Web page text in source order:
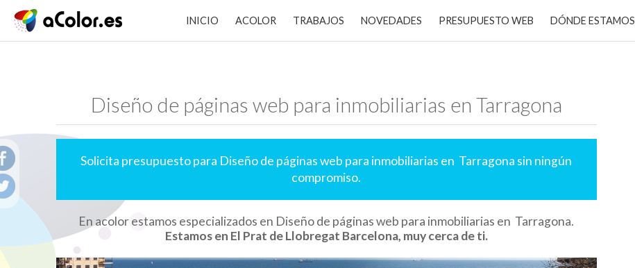
INICIO ACOLOR TRABAJOS NOVEDADES PRESUPUESTO WEB DÓNDE ESTAMOS
Diseño de páginas web para inmobiliarias en Tarragona
Solicita presupuesto para Diseño de páginas web para inmobiliarias en Tarragona sin ningún
compromiso.
En acolor estamos especializados en Diseño de páginas web para inmobiliarias en Tarragona.
Estamos en El Prat de Llobregat Barcelona, muy cerca de ti.